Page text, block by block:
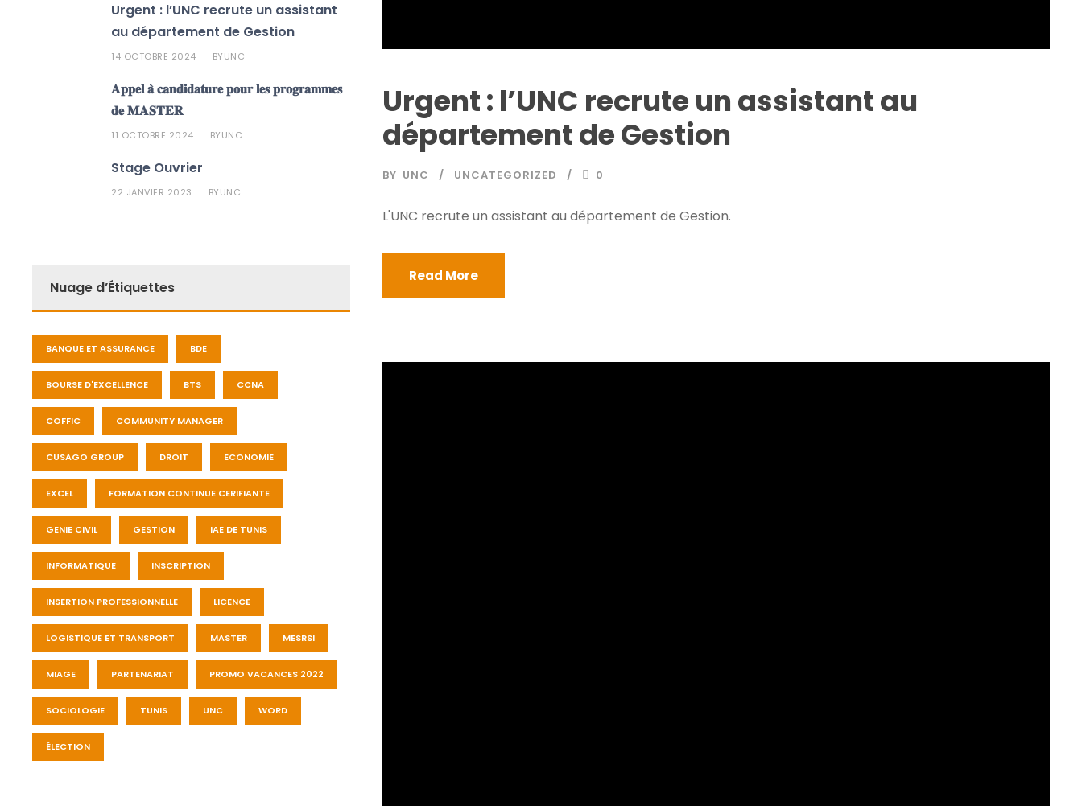
Urgent : l’UNC recrute un assistant au
département de Gestion
BY UNC UNCATEGORIZED 0
L'UNC recrute un assistant au département de Gestion.
Read More
Urgent : l’UNC recrute un assistant
au département de Gestion
14 OCTOBRE 2024 BYUNC
𝐀𝐩𝐩𝐞𝐥 𝐚̀ 𝐜𝐚𝐧𝐝𝐢𝐝𝐚𝐭𝐮𝐫𝐞 𝐩𝐨𝐮𝐫 𝐥𝐞𝐬 𝐩𝐫𝐨𝐠𝐫𝐚𝐦𝐦𝐞𝐬
𝐝𝐞 𝐌𝐀𝐒𝐓𝐄𝐑
11 OCTOBRE 2024 BYUNC
Stage Ouvrier
22 JANVIER 2023 BYUNC
Nuage d’Étiquettes
BANQUE ET ASSURANCE BDE
BOURSE D'EXCELLENCE BTS CCNA
COFFIC COMMUNITY MANAGER
CUSAGO GROUP DROIT ECONOMIE
EXCEL FORMATION CONTINUE CERIFIANTE
GENIE CIVIL GESTION IAE DE TUNIS
INFORMATIQUE INSCRIPTION
INSERTION PROFESSIONNELLE LICENCE
LOGISTIQUE ET TRANSPORT MASTER MESRSI
MIAGE PARTENARIAT PROMO VACANCES 2022
SOCIOLOGIE TUNIS UNC WORD
ÉLECTION